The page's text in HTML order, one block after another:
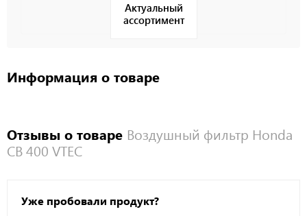
Актуальный
ассортимент
Информация о товаре
Отзывы о товаре Воздушный фильтр Honda
CB 400 VTEC
Уже пробовали продукт?